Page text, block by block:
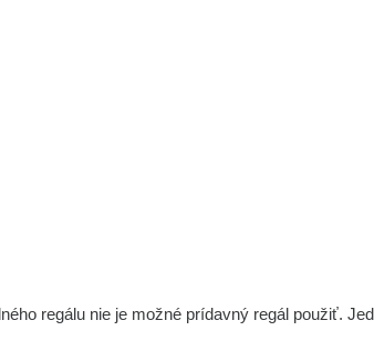
regálu nie je možné prídavný regál použiť.